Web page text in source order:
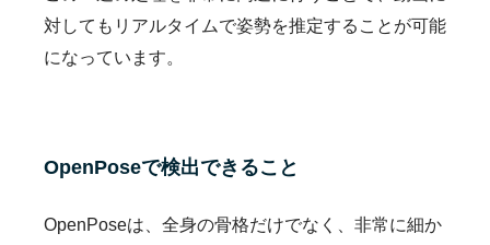
対してもリアルタイムで姿勢を推定することが可能
になっています。
OpenPoseで検出できること
OpenPoseは、全身の骨格だけでなく、非常に細か